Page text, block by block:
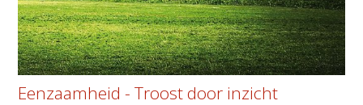
Eenzaamheid - Troost door inzicht